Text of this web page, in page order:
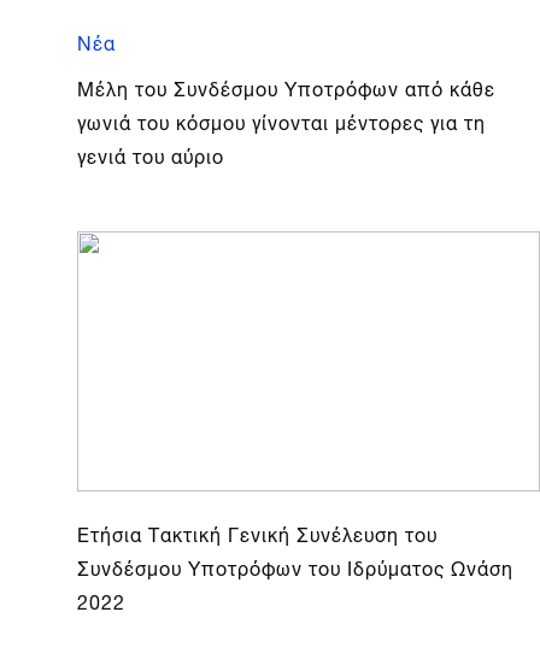
Νέα
Μέλη του Συνδέσμου Υποτρόφων από κάθε
γωνιά του κόσμου γίνονται μέντορες για τη
γενιά του αύριο
Ετήσια Τακτική Γενική Συνέλευση του
Συνδέσμου Υποτρόφων του Ιδρύματος Ωνάση
2022